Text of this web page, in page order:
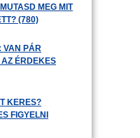
MEG MIT
(780)
VAN PÁR
ÉRDEKES
KERES?
FIGYELNI